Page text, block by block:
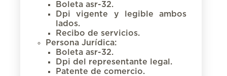
Boleta asr-32.
Dpi vigente y legible ambos
lados.
Recibo de servicios.
Persona Jurídica:
Boleta asr-32.
Dpi del representante legal.
Patente de comercio.